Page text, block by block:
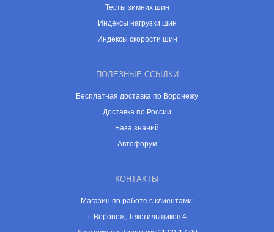
Тесты зимних шин
Индексы нагрузки шин
Индексы скорости шин
ПОЛЕЗНЫЕ ССЫЛКИ
Бесплатная доставка по Воронежу
Доставка по России
База знаний
Автофорум
КОНТАКТЫ
Магазин по работе с клиентами:
г. Воронеж, Текстильщиков 4